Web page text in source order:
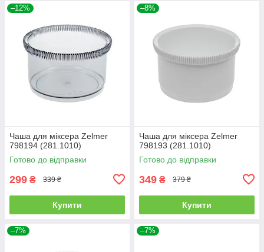
–12%
Чаша для міксера Zelmer
798194 (281.1010)
Готово до відправки
299 ₴ 339 ₴
Купити
–8%
Чаша для міксера Zelmer
798193 (281.1010)
Готово до відправки
349 ₴ 379 ₴
Купити
–7% –7%